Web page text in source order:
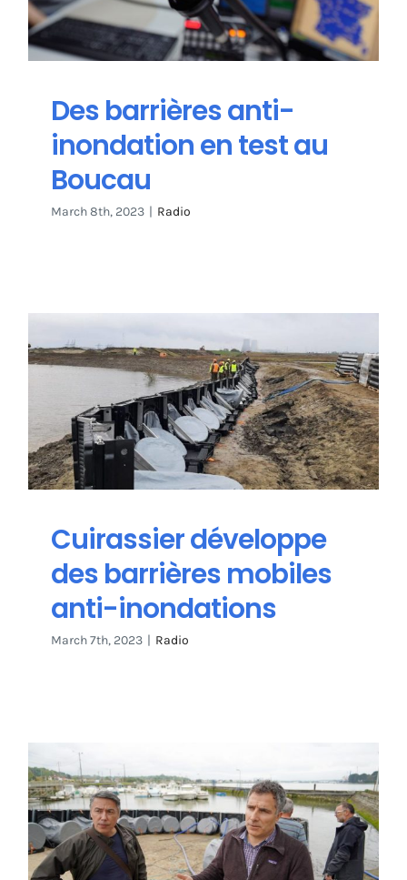
Des barrières anti-
inondation en test au
Boucau
March 8th, 2023 | Radio
Cuirassier développe
des barrières mobiles
anti-inondations
March 7th, 2023 | Radio